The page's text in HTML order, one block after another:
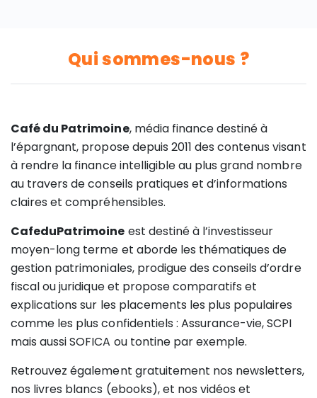
Qui sommes-nous ?
Café du Patrimoine, média finance destiné à
l’épargnant, propose depuis 2011 des contenus visant
à rendre la finance intelligible au plus grand nombre
au travers de conseils pratiques et d’informations
claires et compréhensibles.
CafeduPatrimoine est destiné à l’investisseur
moyen-long terme et aborde les thématiques de
gestion patrimoniales, prodigue des conseils d’ordre
fiscal ou juridique et propose comparatifs et
explications sur les placements les plus populaires
comme les plus confidentiels : Assurance-vie, SCPI
mais aussi SOFICA ou tontine par exemple.
Retrouvez également gratuitement nos newsletters,
nos livres blancs (ebooks), et nos vidéos et